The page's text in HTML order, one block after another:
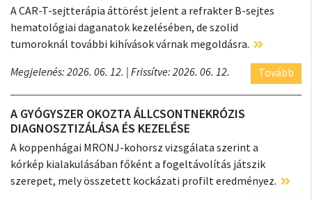
A CAR-T-sejtterápia áttörést jelent a refrakter B-sejtes
hematológiai daganatok kezelésében, de szolid
tumoroknál további kihívások várnak megoldásra.
Megjelenés: 2026. 06. 12. | Frissítve: 2026. 06. 12. Tovább
A GYÓGYSZER OKOZTA ÁLLCSONTNEKRÓZIS
DIAGNOSZTIZÁLÁSA ÉS KEZELÉSE
A koppenhágai MRONJ-kohorsz vizsgálata szerint a
kórkép kialakulásában főként a fogeltávolítás játszik
szerepet, mely összetett kockázati profilt eredményez.